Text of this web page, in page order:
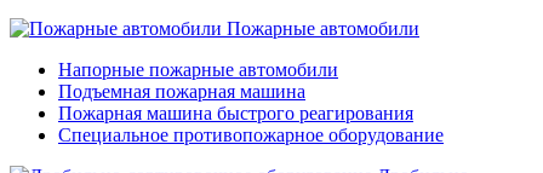
Пожарные автомобили
Напорные пожарные автомобили
Подъемная пожарная машина
Пожарная машина быстрого реагирования
Специальное противопожарное оборудование